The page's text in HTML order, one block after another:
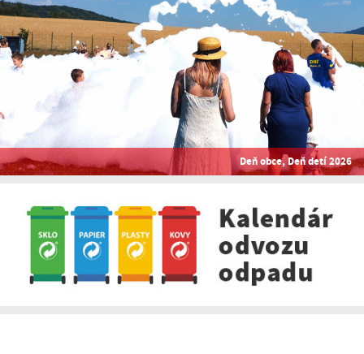
Deň obce, Deň detí 2026